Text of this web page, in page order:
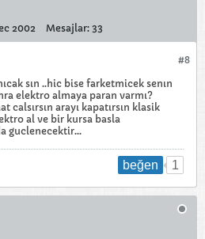
2002 Mesajlar: 33
#8
sın ..hic bise farketmicek senın
elektro almaya paran varmı?
calsırsın arayı kapatırsın klasik
al ve bir kursa basla
guclenecektir...
beğen 1